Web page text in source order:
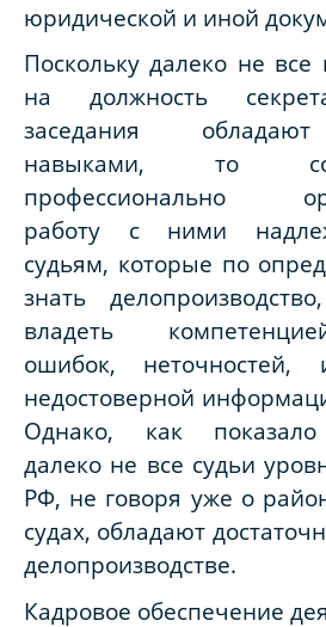
юридической и иной
Поскольку далеко не
на должность
заседания
навыками, то
профессионально
работу с ними
судьям, которые по
знать
владеть
ошибок, неточностей,
недостоверной
Однако, как показало
далеко не все судьи
РФ, не говоря уже о
судах, обладают
делопроизводстве.
Кадровое обеспечение